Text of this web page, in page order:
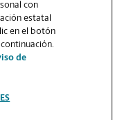
con
estatal
en el botón
continuación.
de